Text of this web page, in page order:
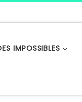
IMPOSSIBLES